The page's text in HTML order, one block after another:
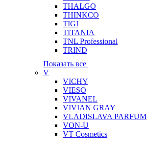
THALGO
THINKCO
TIGI
TITANIA
TNL Professional
TRIND
Показать все
V
VICHY
VIESO
VIVANEL
VIVIAN GRAY
VLADISLAVA PARFUM
VON-U
VT Cosmetics